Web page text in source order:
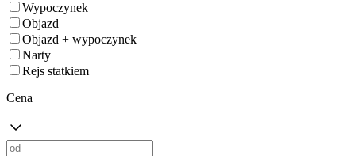
Wypoczynek
Objazd
Objazd + wypoczynek
Narty
Rejs statkiem
Cena